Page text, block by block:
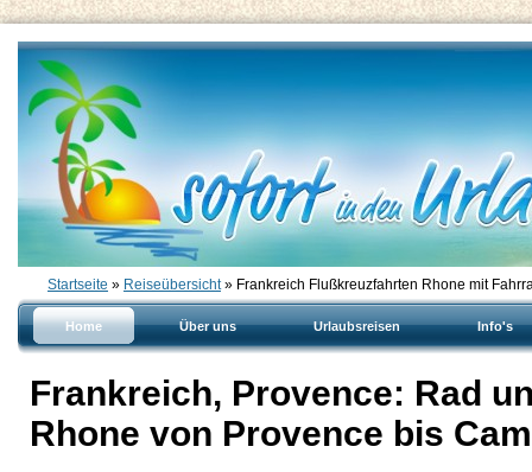
Startseite » Reiseübersicht» Frankreich Flußkreuzfahrten Rhone mit
Home Über uns Urlaubsreisen Info's
Frankreich, Provence: Rad
Rhone von Provence bis